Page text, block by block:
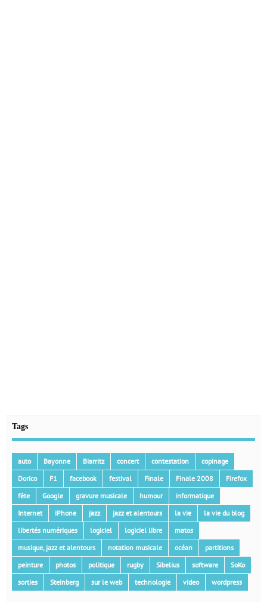
Tags
auto Bayonne Biarritz concert contestation
copinage
Dorico
F1 facebook festival Finale Finale 2008
Firefox
fête
Google gravure musicale humour
informatique
Internet
iPhone jazz jazz et alentours la vie
la vie du blog
libertés numériques
logiciel logiciel libre
matos
musique, jazz et alentours
notation musicale océan
partitions
peinture
photos politique rugby Sibelius software
SoKo
sorties
Steinberg sur le web technologie video wordpress